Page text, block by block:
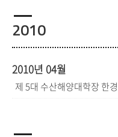
2010
2010년 04월
제 5대 수산해양대학장 한